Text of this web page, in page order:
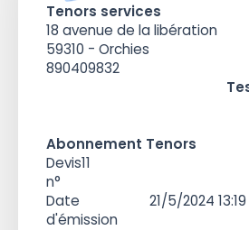
Tenors services
18 avenue de la libération
59310 - Orchies
890409832
Abonnement Tenors
Devis
n°
11
Date
d'émission
21/5/2024 13:19